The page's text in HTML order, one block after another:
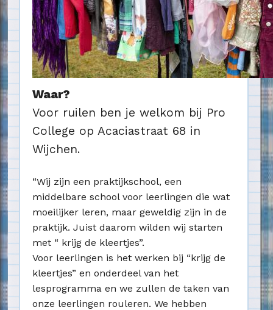
Waar?
Voor ruilen ben je welkom bij Pro
College op Acaciastraat 68 in
Wijchen.
“Wij zijn een praktijkschool, een
middelbare school voor leerlingen die wat
moeilijker leren, maar geweldig zijn in de
praktijk. Juist daarom wilden wij starten
met “ krijg de kleertjes”.
Voor leerlingen is het werken bij “krijg de
kleertjes” en onderdeel van het
lesprogramma en we zullen de taken van
onze leerlingen rouleren. We hebben